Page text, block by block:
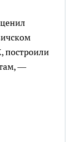
построили
—